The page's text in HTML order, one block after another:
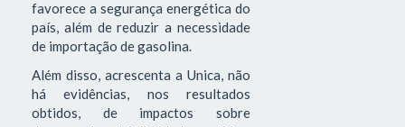
favorece a segurança energética do
país, além de reduzir a necessidade
de importação de gasolina.
Além disso, acrescenta a Unica, não
há evidências, nos resultados
obtidos, de impactos sobre